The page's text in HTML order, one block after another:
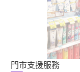
門市支援服務